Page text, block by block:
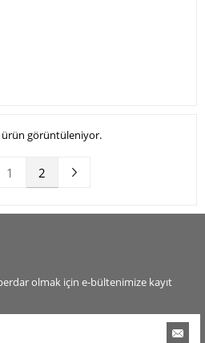
ürün görüntüleniyor.
1 2
olmak için e-bültenimize kayıt